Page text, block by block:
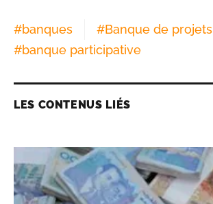
#banques #Banque de projets
#banque participative
LES CONTENUS LIÉS